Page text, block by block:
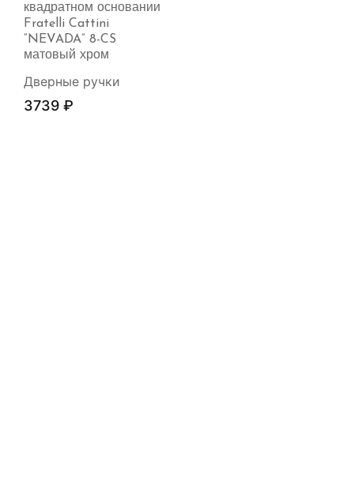
квадратном основании
Fratelli Cattini
“NEVADA” 8-CS
матовый хром
Дверные ручки
3739 ₽